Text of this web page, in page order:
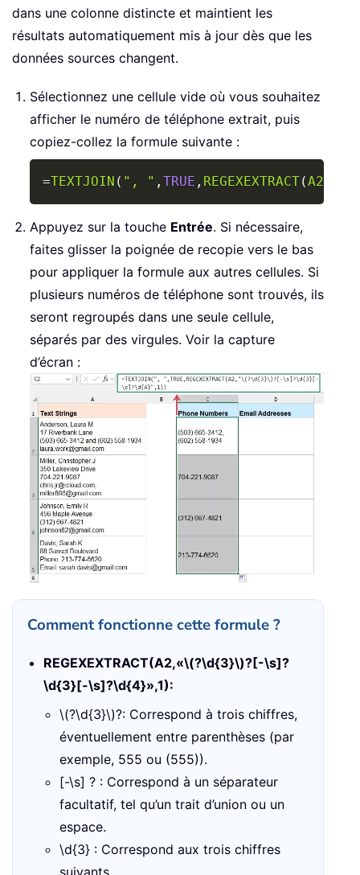
dans une colonne distincte et maintient les
résultats automatiquement mis à jour dès que les
données sources changent.
Sélectionnez une cellule vide où vous souhaitez
afficher le numéro de téléphone extrait, puis
copiez-collez la formule suivante :
=TEXTJOIN ( ", " , TRUE , REGEXEXTRACT(A2
Copy
Appuyez sur la touche Entrée. Si nécessaire,
faites glisser la poignée de recopie vers le bas
pour appliquer la formule aux autres cellules. Si
plusieurs numéros de téléphone sont trouvés, ils
seront regroupés dans une seule cellule,
séparés par des virgules. Voir la capture
d’écran :
Comment fonctionne cette formule ?
REGEXEXTRACT(A2,«\(?\d{3}\)?[-\s]?
\d{3}[-\s]?\d{4}»,1):
\(?\d{3}\)?: Correspond à trois chiffres,
éventuellement entre parenthèses (par
exemple, 555 ou (555)).
[-\s] ? : Correspond à un séparateur
facultatif, tel qu’un trait d’union ou un
espace.
\d{3} : Correspond aux trois chiffres
suivants.